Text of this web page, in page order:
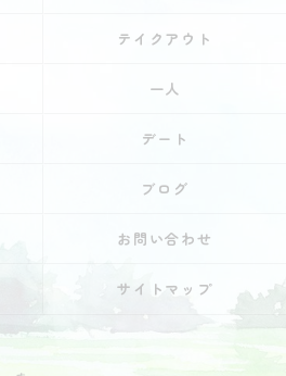
テイクアウト
一人
デート
ブログ
お問い合わせ
サイトマップ